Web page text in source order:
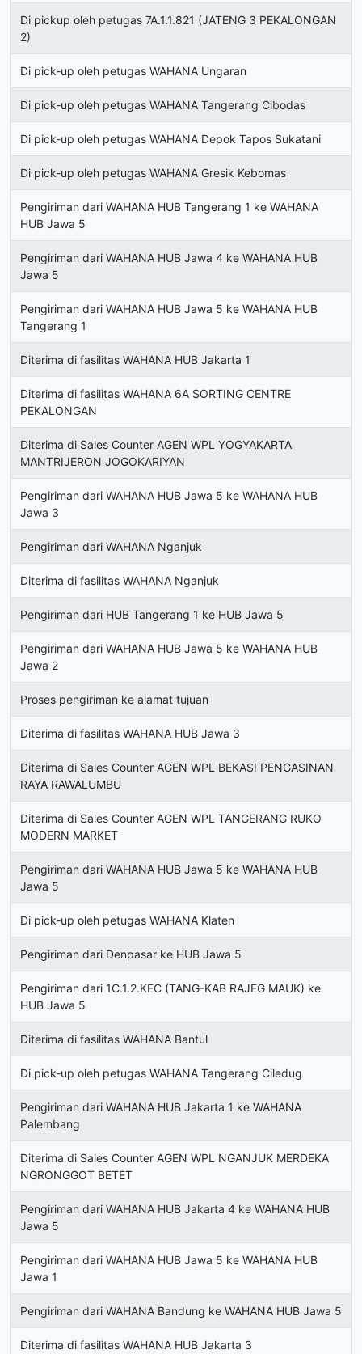
Di pickup oleh petugas 7A.1.1.821 (JATENG 3 PEKALONGAN
2)
Di pick-up oleh petugas WAHANA Ungaran
Di pick-up oleh petugas WAHANA Tangerang Cibodas
Di pick-up oleh petugas WAHANA Depok Tapos Sukatani
Di pick-up oleh petugas WAHANA Gresik Kebomas
Pengiriman dari WAHANA HUB Tangerang 1 ke WAHANA
HUB Jawa 5
Pengiriman dari WAHANA HUB Jawa 4 ke WAHANA HUB
Jawa 5
Pengiriman dari WAHANA HUB Jawa 5 ke WAHANA HUB
Tangerang 1
Diterima di fasilitas WAHANA HUB Jakarta 1
Diterima di fasilitas WAHANA 6A SORTING CENTRE
PEKALONGAN
Diterima di Sales Counter AGEN WPL YOGYAKARTA
MANTRIJERON JOGOKARIYAN
Pengiriman dari WAHANA HUB Jawa 5 ke WAHANA HUB
Jawa 3
Pengiriman dari WAHANA Nganjuk
Diterima di fasilitas WAHANA Nganjuk
Pengiriman dari HUB Tangerang 1 ke HUB Jawa 5
Pengiriman dari WAHANA HUB Jawa 5 ke WAHANA HUB
Jawa 2
Proses pengiriman ke alamat tujuan
Diterima di fasilitas WAHANA HUB Jawa 3
Diterima di Sales Counter AGEN WPL BEKASI PENGASINAN
RAYA RAWALUMBU
Diterima di Sales Counter AGEN WPL TANGERANG RUKO
MODERN MARKET
Pengiriman dari WAHANA HUB Jawa 5 ke WAHANA HUB
Jawa 5
Di pick-up oleh petugas WAHANA Klaten
Pengiriman dari Denpasar ke HUB Jawa 5
Pengiriman dari 1C.1.2.KEC (TANG-KAB RAJEG MAUK) ke
HUB Jawa 5
Diterima di fasilitas WAHANA Bantul
Di pick-up oleh petugas WAHANA Tangerang Ciledug
Pengiriman dari WAHANA HUB Jakarta 1 ke WAHANA
Palembang
Diterima di Sales Counter AGEN WPL NGANJUK MERDEKA
NGRONGGOT BETET
Pengiriman dari WAHANA HUB Jakarta 4 ke WAHANA HUB
Jawa 5
Pengiriman dari WAHANA HUB Jawa 5 ke WAHANA HUB
Jawa 1
Pengiriman dari WAHANA Bandung ke WAHANA HUB Jawa 5
Diterima di fasilitas WAHANA HUB Jakarta 3